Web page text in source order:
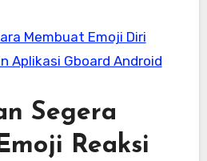
Membuat Emoji Diri
Aplikasi Gboard Android
Segera
Reaksi